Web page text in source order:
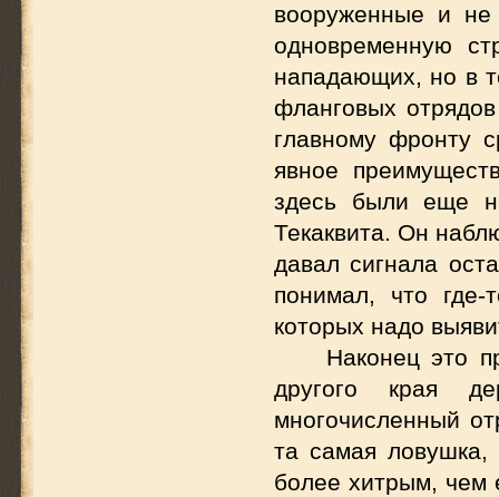
вооруженные и
одновременную
нападающих, но в
фланговых
главному фронту
явное
здесь были еще
Текаквита. Он
давал сигнала
понимал, что где-
которых надо
Наконец это
другого края
многочисленный
та самая ловушка,
более хитрым, чем